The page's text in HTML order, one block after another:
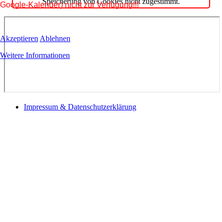
Impressum & Datenschutzerklärung
Google-Kalender) nicht zur Verfügung!!!
Akzeptieren Ablehnen
Weitere Informationen